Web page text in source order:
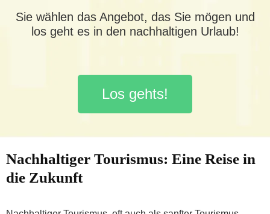
Sie wählen das Angebot, das Sie mögen und
los geht es in den nachhaltigen Urlaub!
Los gehts!
Nachhaltiger Tourismus: Eine Reise in
die Zukunft